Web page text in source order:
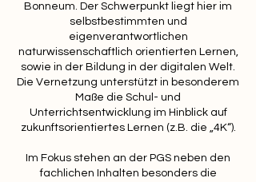
Bonneum. Der Schwerpunkt liegt hier im
selbstbestimmten und
eigenverantwortlichen
naturwissenschaftlich orientierten Lernen,
sowie in der Bildung in der digitalen Welt.
Die Vernetzung unterstützt in besonderem
Maße die Schul- und
Unterrichtsentwicklung im Hinblick auf
zukunftsorientiertes Lernen (z.B. die „4K“).
Im Fokus stehen an der PGS neben den
fachlichen Inhalten besonders die